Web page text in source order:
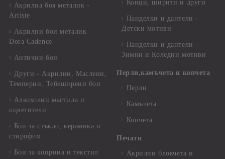
Акрилна боя металик -
Artiste
Акрилни бои металик -
Dora Cadence
Антични бои
Други - Акрилни, Маслени,
Темперни, Тебеширени бои
Алкохолни мастила и
оцветители
Бои за стъкло, керамика и
стирофом
Бои за коприна и текстил
Конци, ширити и други
Панделки и дантели -
Детски мотиви
Панделки и дантели -
Зимни и Коледни мотиви
Перли,камъчета и копчета
Перли
Камъчета
Копчета
Печати
Акрилни блокчета и